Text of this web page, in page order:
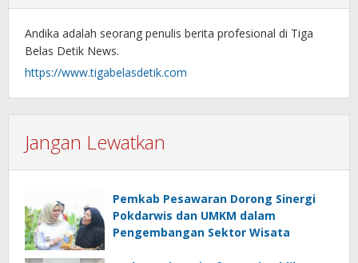
Andika adalah seorang penulis berita profesional di Tiga
Belas Detik News.
https://www.tigabelasdetik.com
Jangan Lewatkan
Pemkab Pesawaran Dorong Sinergi
Pokdarwis dan UMKM dalam
Pengembangan Sektor Wisata